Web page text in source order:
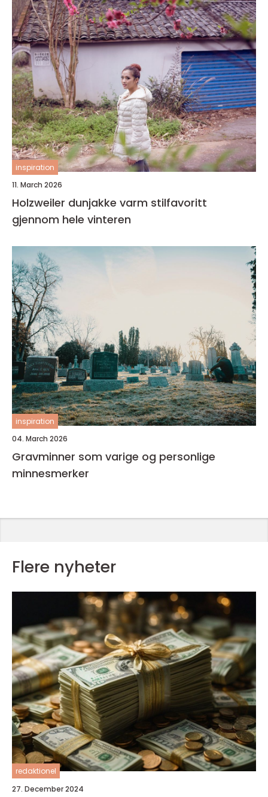
inspiration
11. March 2026
Holzweiler dunjakke varm stilfavoritt
gjennom hele vinteren
inspiration
04. March 2026
Gravminner som varige og personlige
minnesmerker
Flere nyheter
redaktionel
27. December 2024